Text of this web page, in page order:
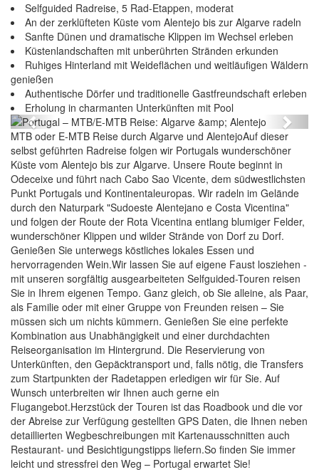
Selfguided Radreise, 5 Rad-Etappen, moderat
An der zerklüfteten Küste vom Alentejo bis zur Algarve radeln
Sanfte Dünen und dramatische Klippen im Wechsel erleben
Küstenlandschaften mit unberührten Stränden erkunden
Ruhiges Hinterland mit Weideflächen und weitläufigen Wäldern
genießen
Authentische Dörfer und traditionelle Gastfreundschaft erleben
Erholung in charmanten Unterkünften mit Pool
Portugal – MTB/E-MTB Reise: Algarve & Alentejo
Previous Next
MTB oder E-MTB Reise durch Algarve und AlentejoAuf dieser
selbst geführten Radreise folgen wir Portugals wunderschöner
Küste vom Alentejo bis zur Algarve. Unsere Route beginnt in
Odeceixe und führt nach Cabo Sao Vicente, dem südwestlichsten
Punkt Portugals und Kontinentaleuropas. Wir radeln im Gelände
durch den Naturpark "Sudoeste Alentejano e Costa Vicentina"
und folgen der Route der Rota Vicentina entlang blumiger Felder,
wunderschöner Klippen und wilder Strände von Dorf zu Dorf.
Genießen Sie unterwegs köstliches lokales Essen und
hervorragenden Wein.Wir lassen Sie auf eigene Faust losziehen -
mit unseren sorgfältig ausgearbeiteten Selfguided-Touren reisen
Sie in Ihrem eigenen Tempo. Ganz gleich, ob Sie alleine, als Paar,
als Familie oder mit einer Gruppe von Freunden reisen – Sie
müssen sich um nichts kümmern. Genießen Sie eine perfekte
Kombination aus Unabhängigkeit und einer durchdachten
Reiseorganisation im Hintergrund. Die Reservierung von
Unterkünften, den Gepäcktransport und, falls nötig, die Transfers
zum Startpunkten der Radetappen erledigen wir für Sie. Auf
Wunsch unterbreiten wir Ihnen auch gerne ein
Flugangebot.Herzstück der Touren ist das Roadbook und die vor
der Abreise zur Verfügung gestellten GPS Daten, die Ihnen neben
detaillierten Wegbeschreibungen mit Kartenausschnitten auch
Restaurant- und Besichtigungstipps liefern.So finden Sie immer
leicht und stressfrei den Weg – Portugal erwartet Sie!